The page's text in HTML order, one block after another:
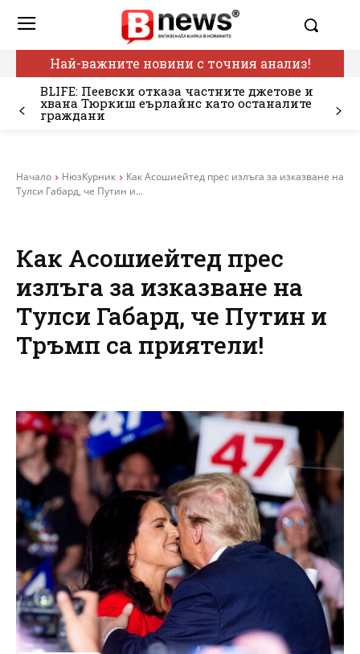
Най-важните новини с точния анализ!
BLIFE: Пеевски отказа частните джетове и
хвана Тюркиш еърлайнс като останалите
граждани
Начало НюзКурник
Как Асошиейтед прес излъга за изказване на
Тулси Габард, че Путин и...
Как Асошиейтед прес
излъга за изказване на
Тулси Габард, че Путин и
Тръмп са приятели!